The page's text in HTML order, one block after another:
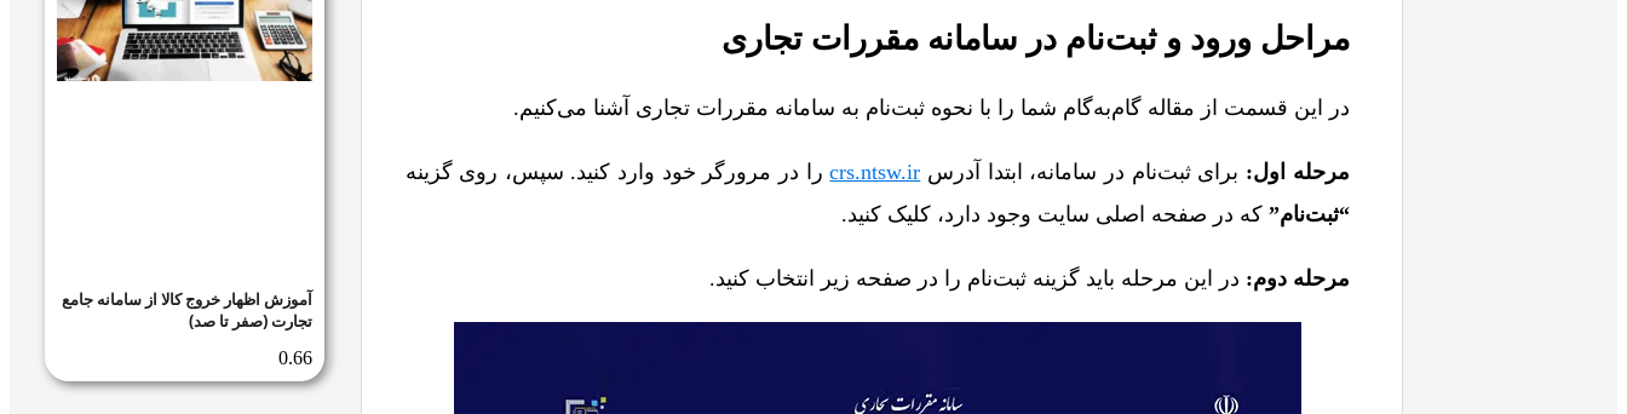
مراحل ورود و ثبت‌نام در سامانه مقررات تجاری
در این قسمت از مقاله گام‌به‌گام شما را با نحوه ثبت‌نام به سامانه مقررات تجاری آشنا می‌کنیم.
مرحله اول: برای ثبت‌نام در سامانه، ابتدا آدرس crs.ntsw.irرا در مرورگر خود وارد کنید. سپس، روی گزینه
“ثبت‌نام” که در صفحه اصلی سایت وجود دارد، کلیک کنید.
مرحله دوم: در این مرحله باید گزینه ثبت‌نام را در صفحه زیر انتخاب کنید.
آموزش اظهار خروج کالا از سامانه جامع
تجارت (صفر تا صد)